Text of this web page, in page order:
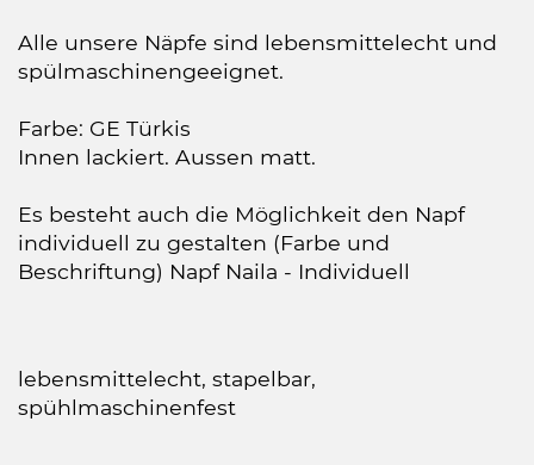
Alle unsere Näpfe sind lebensmittelecht und
spülmaschinengeeignet.
Farbe: GE Türkis
Innen lackiert. Aussen matt.
Es besteht auch die Möglichkeit den Napf
individuell zu gestalten (Farbe und
Beschriftung) Napf Naila - Individuell
lebensmittelecht, stapelbar,
spühlmaschinenfest